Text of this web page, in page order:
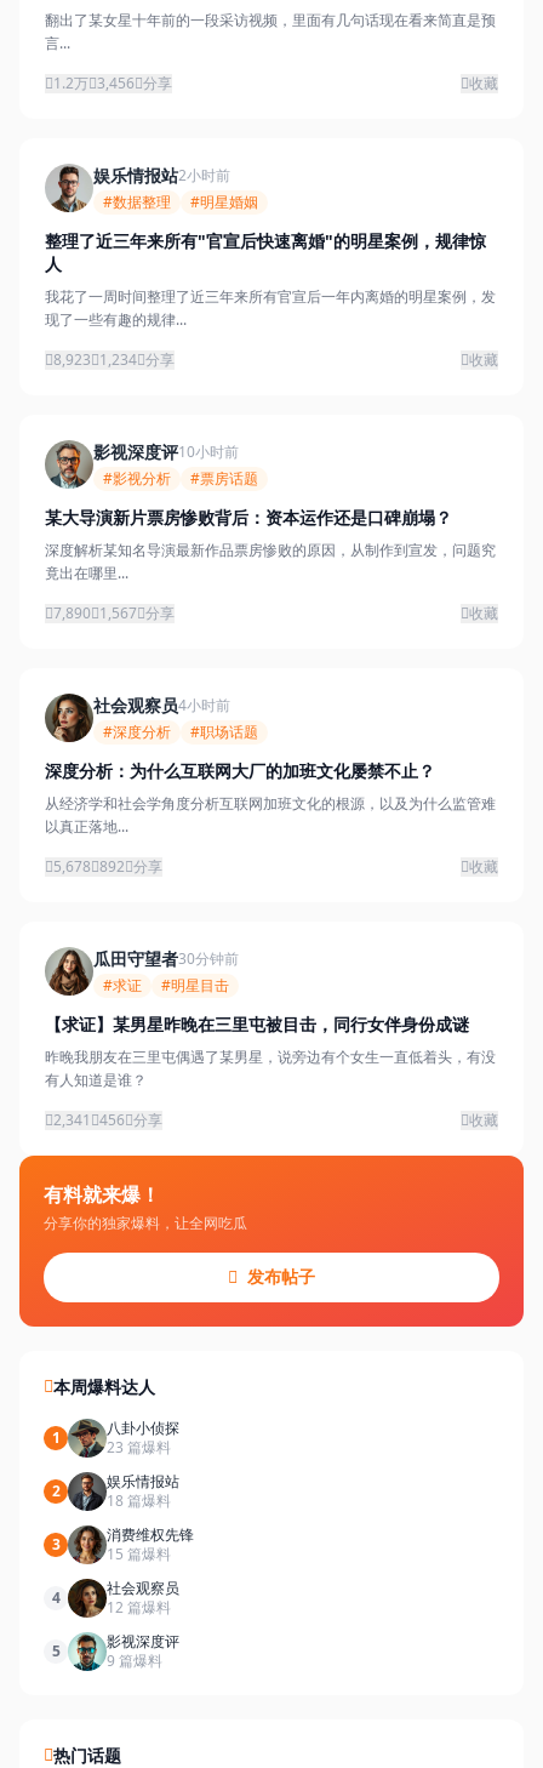
翻出了某女星十年前的一段采访视频，里面有几句话现在看来简直是预
言...
1.2万 3,456 分享 收藏
娱乐情报站2小时前
#数据整理
#明星婚姻
整理了近三年来所有"官宣后快速离婚"的明星案例，规律惊
人
我花了一周时间整理了近三年来所有官宣后一年内离婚的明星案例，发
现了一些有趣的规律...
8,923 1,234 分享 收藏
影视深度评10小时前
#影视分析
#票房话题
某大导演新片票房惨败背后：资本运作还是口碑崩塌？
深度解析某知名导演最新作品票房惨败的原因，从制作到宣发，问题究
竟出在哪里...
7,890 1,567 分享 收藏
社会观察员4小时前
#深度分析
#职场话题
深度分析：为什么互联网大厂的加班文化屡禁不止？
从经济学和社会学角度分析互联网加班文化的根源，以及为什么监管难
以真正落地...
5,678 892 分享 收藏
瓜田守望者30分钟前
#求证
#明星目击
【求证】某男星昨晚在三里屯被目击，同行女伴身份成谜
昨晚我朋友在三里屯偶遇了某男星，说旁边有个女生一直低着头，有没
有人知道是谁？
2,341 456 分享 收藏
有料就来爆！
分享你的独家爆料，让全网吃瓜
发布帖子
本周爆料达人
1
八卦小侦探
23 篇爆料
2
娱乐情报站
18 篇爆料
3
消费维权先锋
15 篇爆料
4
社会观察员
12 篇爆料
5
影视深度评
9 篇爆料
热门话题